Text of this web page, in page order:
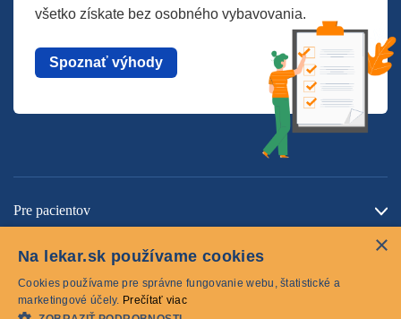
všetko získate bez osobného vybavovania.
Spoznať výhody
Pre pacientov
×
Na lekar.sk používame cookies
Cookies používame pre správne fungovanie webu, štatistické a
marketingové účely. Prečítať viac